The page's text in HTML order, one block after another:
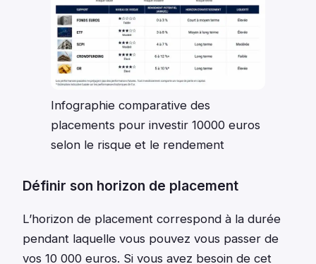
Infographie comparative des
placements pour investir 10000 euros
selon le risque et le rendement
Définir son horizon de placement
L’horizon de placement correspond à la durée
pendant laquelle vous pouvez vous passer de
vos 10 000 euros. Si vous avez besoin de cet